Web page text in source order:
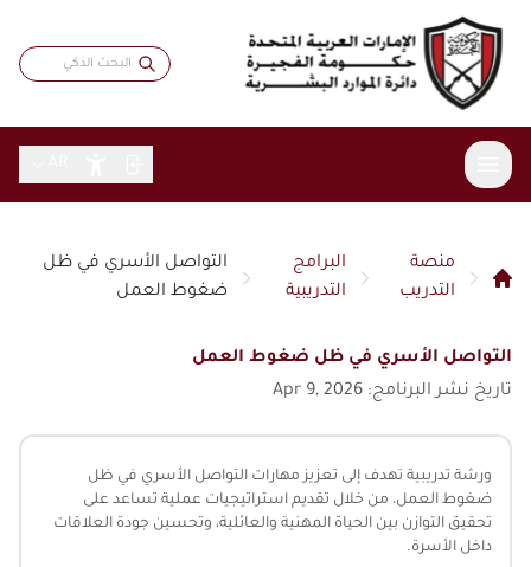
عن الدائرة
الاستراتيجية
الشهادات والجوائز
خدمات موظفي حكومة الفجيرة
التدريب والتطوير
الابتكار
المشاركة الرقمية
تواصل مع المدير
الاقتراحات
التقارير والبيانات
مؤشرات الموارد البشرية
إحصاءات التوطين
التشريعات والأنظمة
قانون الموارد البشرية
التعاميم
المركز الإعلامي
منصة
التدريب
البرامج
التدريبية
التواصل الأسري في ظل
ضغوط العمل
التواصل الأسري في ظل ضغوط العمل
تاريخ نشر البرنامج: Apr 9, 2026
ورشة تدريبية تهدف إلى تعزيز مهارات التواصل الأسري في ظل
ضغوط العمل، من خلال تقديم استراتيجيات عملية تساعد على
تحقيق التوازن بين الحياة المهنية والعائلية، وتحسين جودة العلاقات
داخل الأسرة.